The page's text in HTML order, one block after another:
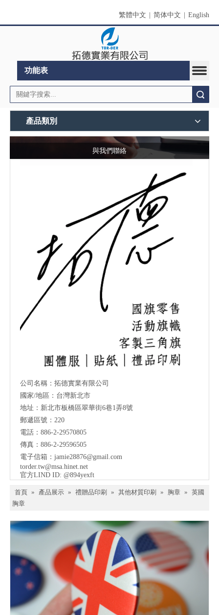
繁體中文 简体中文 English
功能表
產品類別
與我們聯絡
公司名稱：拓德實業有限公司
國家/地區：台灣新北市
地址：新北市板橋區翠華街6巷1弄8號
郵遞區號：220
電話：886-2-29570805
傳真：886-2-29596505
電子信箱： jamie28876@gmail.com
torder.tw@msa.hinet.net
官方LIND ID: @894yexft
首頁 » 產品展示 » 禮贈品印刷 » 其他材質印刷 » 胸章 » 英國
胸章